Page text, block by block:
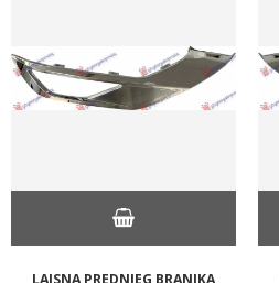
LAJSNA PREDNJEG BRANIKA